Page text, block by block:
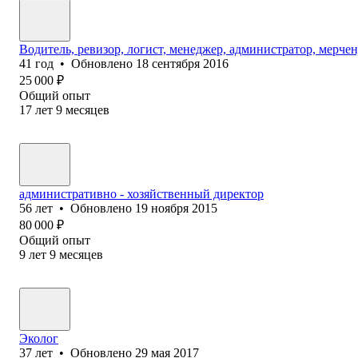
Водитель, ревизор, логист, менеджер, администратор,
41 год • Обновлено 18 сентября 2016
25 000 ₽
Общий опыт
17 лет 9 месяцев
административно - хозяйственный директор
56 лет • Обновлено 19 ноября 2015
80 000 ₽
Общий опыт
9 лет 9 месяцев
Эколог
37 лет • Обновлено 29 мая 2017